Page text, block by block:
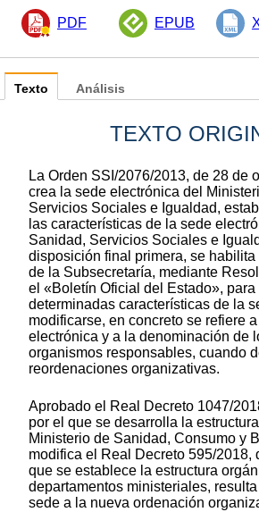
PDF EPUB
Texto
TEXTO
La Orden SSI/2076/2013, de 28 de
crea la sede electrónica del
Servicios Sociales e Igualdad,
las características de la sede
Sanidad, Servicios Sociales e
disposición final primera, se
de la Subsecretaría, mediante
el «Boletín Oficial del Estado»,
determinadas características de la
modificarse, en concreto se refiere
electrónica y a la denominación de
organismos responsables, cuando
reordenaciones organizativas.
Aprobado el Real Decreto 1047/
por el que se desarrolla la
Ministerio de Sanidad, Consumo y
modifica el Real Decreto 595/2018,
que se establece la estructura
departamentos ministeriales,
sede a la nueva ordenación
Análisis